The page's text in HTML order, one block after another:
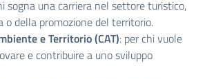
sogna una carriera nel settore turistico,
o della promozione del territorio.
e Territorio (CAT): per chi vuole
e contribuire a uno sviluppo